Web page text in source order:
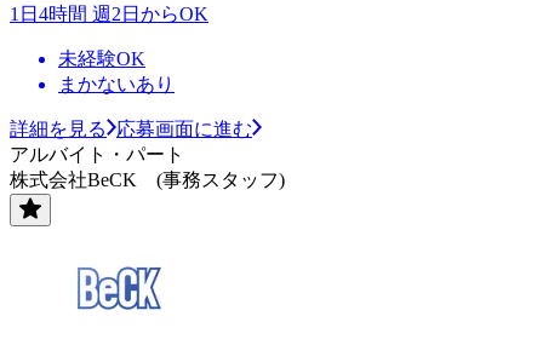
1日4時間 週2日からOK
未経験OK
まかないあり
詳細を見る
応募画面に進む
アルバイト・パート
株式会社BeCK (事務スタッフ)